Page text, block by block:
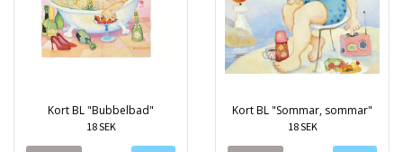
Kort BL "Bubbelbad"
18 SEK
Kort BL "Sommar, sommar"
18 SEK